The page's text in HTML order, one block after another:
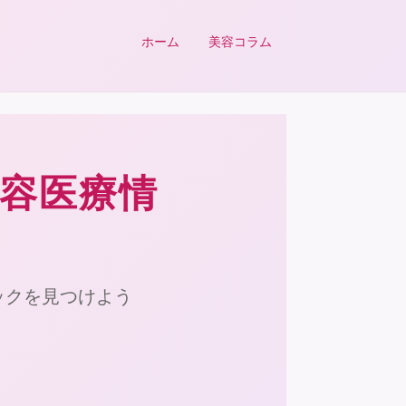
ホーム 美容コラム
医療情
を見つけよう